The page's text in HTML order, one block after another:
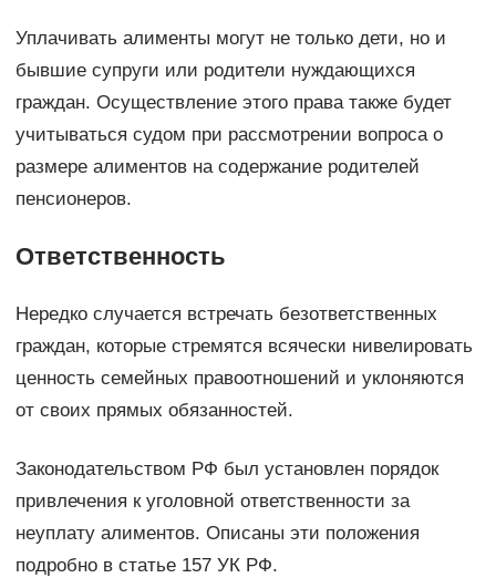
Уплачивать алименты могут не только дети, но и
бывшие супруги или родители нуждающихся
граждан. Осуществление этого права также будет
учитываться судом при рассмотрении вопроса о
размере алиментов на содержание родителей
пенсионеров.
Ответственность
Нередко случается встречать безответственных
граждан, которые стремятся всячески нивелировать
ценность семейных правоотношений и уклоняются
от своих прямых обязанностей.
Законодательством РФ был установлен порядок
привлечения к уголовной ответственности за
неуплату алиментов. Описаны эти положения
подробно в статье 157 УК РФ.